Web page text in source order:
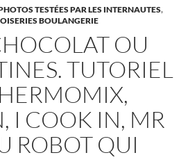
TESTÉES PAR LES INTERNAUTES,
BOULANGERIE
OU
TUTORIEL
I COOK IN, MR
ROBOT QUI